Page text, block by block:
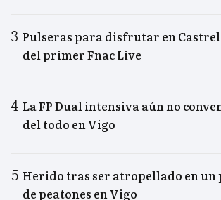
Pulseras para disfrutar en
del primer Fnac Live
La FP Dual intensiva aún no
del todo en Vigo
Herido tras ser atropellado en un
de peatones en Vigo